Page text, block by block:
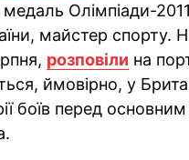
Олімпіади-
майстер спорту.
розповіли на
ймовірно, у
боїв перед